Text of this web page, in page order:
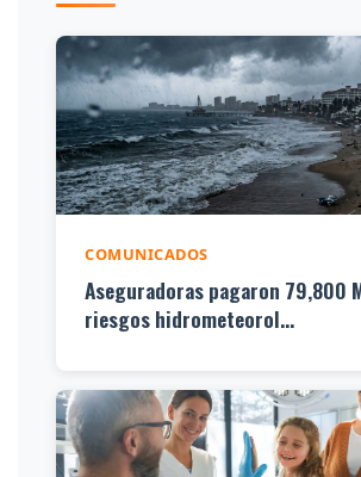
COMUNICADOS
Aseguradoras pagaron 79,800
riesgos hidrometeorol...